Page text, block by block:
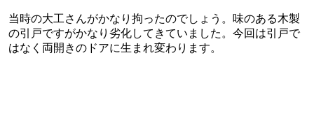
当時の大工さんがかなり拘ったのでしょう。味のある木製
の引戸ですがかなり劣化してきていました。今回は引戸で
はなく両開きのドアに生まれ変わります。